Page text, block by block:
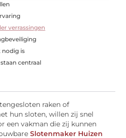
verrassingen
nodig is
centraal
raken of
hun sloten, willen zij snel
een vakman die zij kunnen
Slotenmaker Huizen